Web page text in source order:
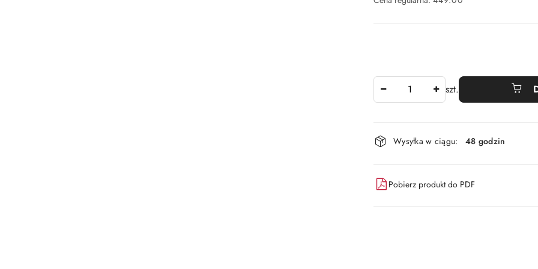
szt.
Dostępność
i
dostawa
Wysyłka w ciągu: 48 godzin
Pobierz produkt do PDF